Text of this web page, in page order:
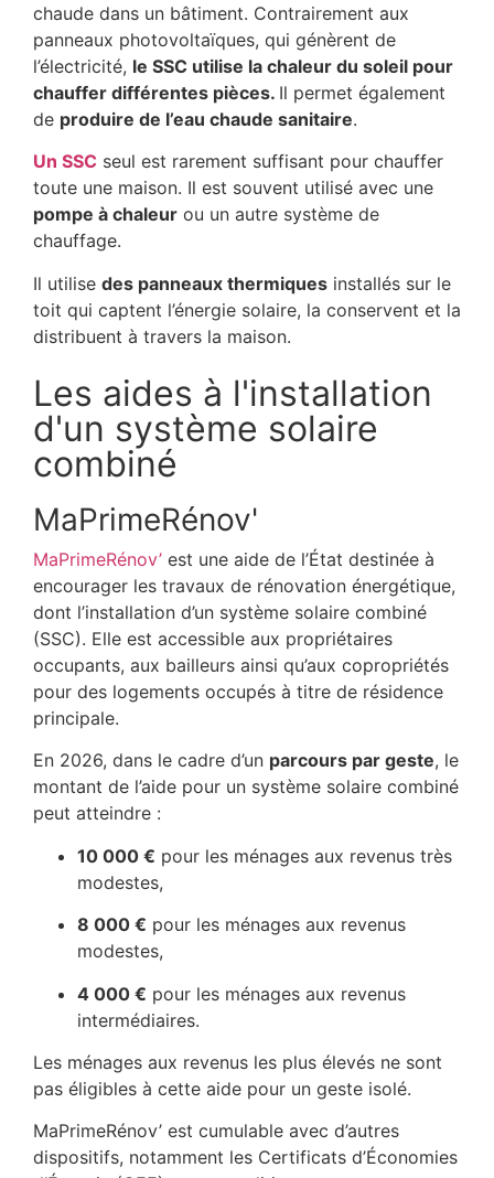
chaude dans un bâtiment. Contrairement aux
panneaux photovoltaïques, qui génèrent de
l’électricité, le SSC utilise la chaleur du soleil pour
chauffer différentes pièces. Il permet également
de produire de l’eau chaude sanitaire.
Un SSC seul est rarement suffisant pour chauffer
toute une maison. Il est souvent utilisé avec une
pompe à chaleur ou un autre système de
chauffage.
Il utilise des panneaux thermiques installés sur le
toit qui captent l’énergie solaire, la conservent et la
distribuent à travers la maison.
Les aides à l'installation
d'un système solaire
combiné
MaPrimeRénov'
MaPrimeRénov’ est une aide de l’État destinée à
encourager les travaux de rénovation énergétique,
dont l’installation d’un système solaire combiné
(SSC). Elle est accessible aux propriétaires
occupants, aux bailleurs ainsi qu’aux copropriétés
pour des logements occupés à titre de résidence
principale.
En 2026, dans le cadre d’un parcours par geste, le
montant de l’aide pour un système solaire combiné
peut atteindre :
10 000 € pour les ménages aux revenus très
modestes,
8 000 € pour les ménages aux revenus
modestes,
4 000 € pour les ménages aux revenus
intermédiaires.
Les ménages aux revenus les plus élevés ne sont
pas éligibles à cette aide pour un geste isolé.
MaPrimeRénov’ est cumulable avec d’autres
dispositifs, notamment les Certificats d’Économies